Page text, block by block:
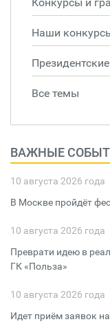
Наши
Все темы
ВАЖНЫЕ
10 августа 2026 года
В Москве пройдёт
10 августа 2026 года
Преврати идею в
ГК «Польза»
10 августа 2026 года
Идет приём заявок